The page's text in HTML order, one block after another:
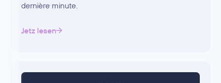
dernière minute.
Jetz lesen